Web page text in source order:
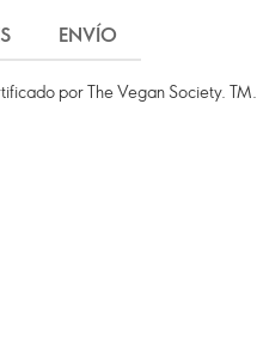
ENVÍO
por The Vegan Society. TM.